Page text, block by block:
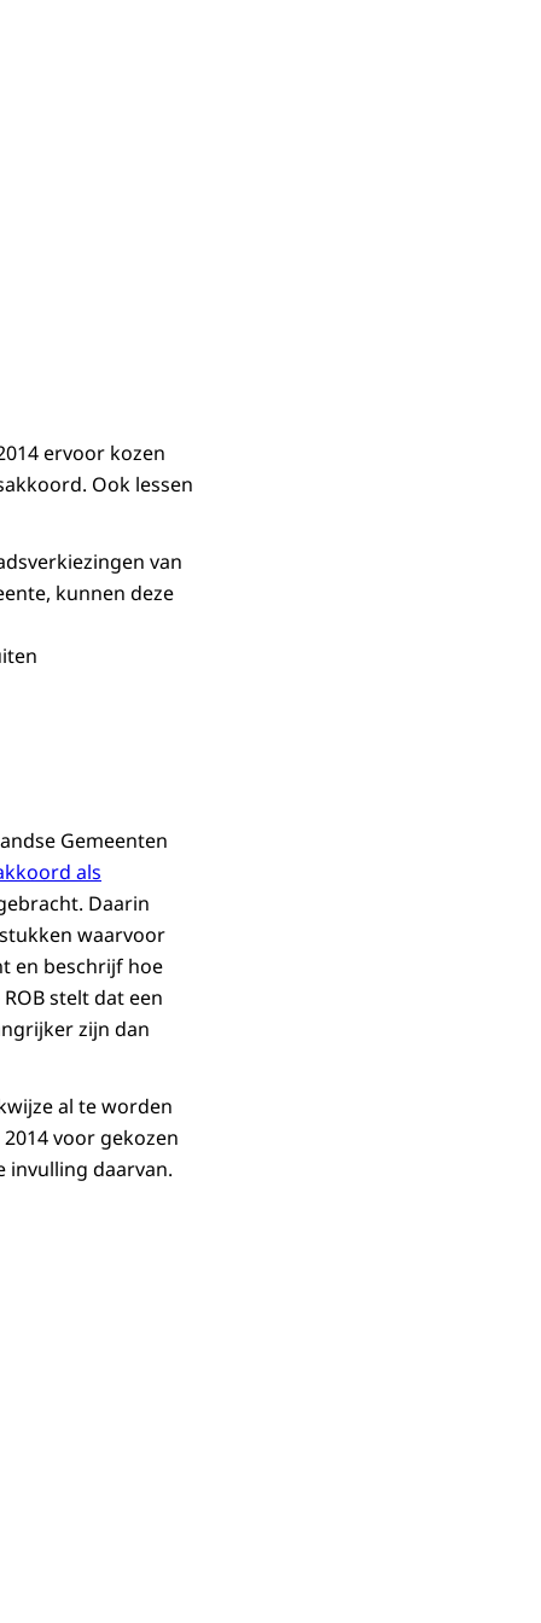
ervoor kozen
Ook lessen
van
kunnen deze
Gemeenten
als
Daarin
waarvoor
en beschrijf hoe
stelt dat een
zijn dan
al te worden
voor gekozen
invulling daarvan.